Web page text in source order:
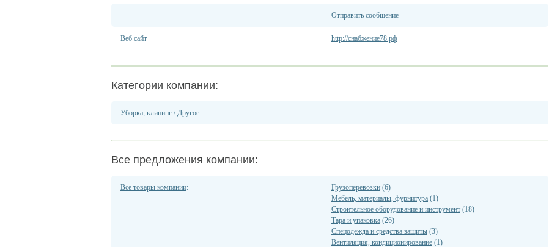
Отправить сообщение
Веб сайт http://снабжение78.рф
Категории компании:
Уборка, клининг /Другое
Все предложения компании:
Все товары компании: Грузоперевозки (6)
Мебель, материалы, фурнитура (1)
Строительное оборудование и инструмент (18)
Тара и упаковка (26)
Спецодежда и средства защиты (3)
Вентиляция, кондиционирование (1)